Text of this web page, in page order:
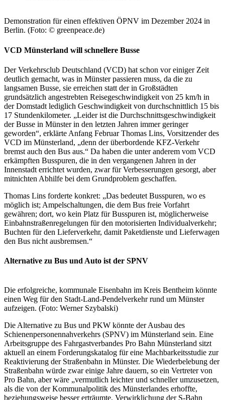
Demonstration für einen effektiven ÖPNV im Dezember 2024 in
Berlin. (Foto: © greenpeace.de)
VCD Münsterland will schnellere Busse
Der Verkehrsclub Deutschland (VCD) hat schon vor einiger Zeit
deutlich gemacht, was in Münster passieren muss, da die zu
langsamen Busse, sie erreichen statt der in Großstädten
grundsätzlich angestrebten Reisegeschwindigkeit von 25 km/h in
der Domstadt lediglich Geschwindigkeit von durchschnittlich 15 bis
17 Stundenkilometer. „Leider ist die Durchschnittsgeschwindigkeit
der Busse in Münster in den letzten Jahren immer geringer
geworden“, erklärte Anfang Februar Thomas Lins, Vorsitzender des
VCD im Münsterland, „denn der überbordende KFZ-Verkehr
bremst auch den Bus aus.“ Da haben die unter anderem vom VCD
erkämpften Busspuren, die in den vergangenen Jahren in der
Innenstadt errichtet wurden, zwar für Verbesserungen gesorgt, aber
mitnichten Abhilfe bei dem Grundproblem geschaffen.
Thomas Lins forderte konkret: „Das bedeutet Busspuren, wo es
möglich ist; Ampelschaltungen, die dem Bus freie Vorfahrt
gewähren; dort, wo kein Platz für Busspuren ist, möglicherweise
Einbahnstraßenregelungen für den motorisierten Individualverkehr;
Buchten für den Lieferverkehr, damit Paketdienste und Lieferwagen
den Bus nicht ausbremsen.“
Alternative zu Bus und Auto ist der SPNV
Die erfolgreiche, kommunale Eisenbahn im Kreis Bentheim könnte
einen Weg für den Stadt-Land-Pendelverkehr rund um Münster
aufzeigen. (Foto: Werner Szybalski)
Die Alternative zu Bus und PKW könnte der Ausbau des
Schienenpersonennahverkehrs (SPNV) im Münsterland sein. Eine
Arbeitsgruppe des Fahrgastverbandes Pro Bahn Münsterland sitzt
aktuell an einem Forderungskatalog für eine Machbarkeitsstudie zur
Reaktivierung der Straßenbahn in Münster. Die Wiederbelebung der
Straßenbahn würde zwar einige Jahre dauern, so ein Vertreter von
Pro Bahn, aber wäre „vermutlich leichter und schneller umzusetzen,
als die von der Kommunalpolitik des Münsterlandes erhoffte,
beziehungsweise besser erträumte, Verwirklichung der S-Bahn